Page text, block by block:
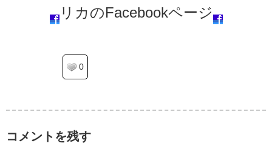
リカのFacebookページ
0
コメントを残す